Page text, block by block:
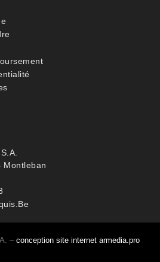
Montleban
– conception site internet armedia.pro